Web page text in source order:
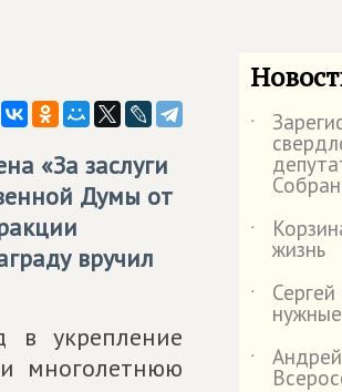
«За заслуги
Думы от
вручил
в укрепление
и многолетнюю
˙
˙
жизнь
˙
˙